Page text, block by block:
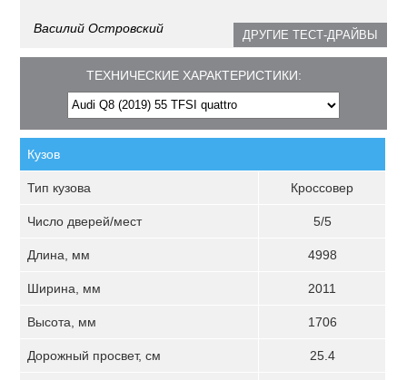
Василий Островский ДРУГИЕ ТЕСТ-ДРАЙВЫ
ТЕХНИЧЕСКИЕ ХАРАКТЕРИСТИКИ:
Кузов
Тип кузова Кроссовер
Число дверей/мест 5/5
Длина, мм 4998
Ширина, мм 2011
Высота, мм 1706
Дорожный просвет, см 25.4